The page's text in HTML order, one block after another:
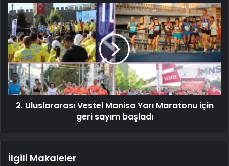
2. Uluslararası Vestel Manisa Yarı Maratonu için
geri sayım başladı
İlgili Makaleler